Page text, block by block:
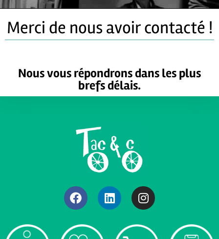
Merci de nous avoir contacté !
Nous vous répondrons dans les plus
brefs délais.